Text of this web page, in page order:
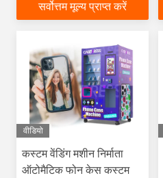
सर्वोत्तम मूल्य प्राप्त करें
वीडियो
कस्टम वेंडिंग मशीन निर्माता
ऑटोमैटिक फोन केस कस्टम